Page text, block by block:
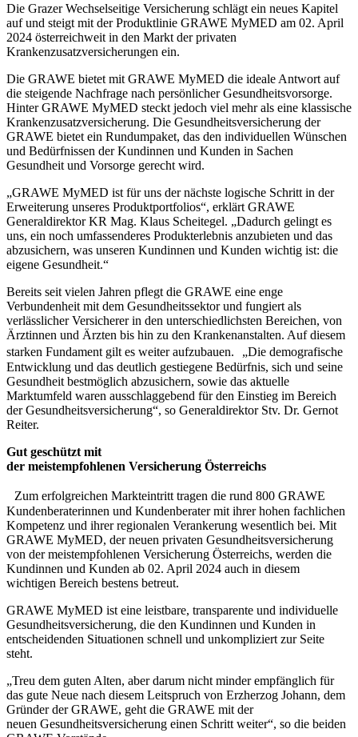
Die Grazer Wechselseitige Versicherung schlägt ein neues Kapitel
auf und steigt mit der Produktlinie GRAWE MyMED am 02. April
2024 österreichweit in den Markt der privaten
Krankenzusatzversicherungen ein.
Die GRAWE bietet mit GRAWE MyMED die ideale Antwort auf
die steigende Nachfrage nach persönlicher Gesundheitsvorsorge.
Hinter GRAWE MyMED steckt jedoch viel mehr als eine klassische
Krankenzusatzversicherung. Die Gesundheitsversicherung der
GRAWE bietet ein Rundumpaket, das den individuellen Wünschen
und Bedürfnissen der Kundinnen und Kunden in Sachen
Gesundheit und Vorsorge gerecht wird.
„GRAWE MyMED ist für uns der nächste logische Schritt in der
Erweiterung unseres Produktportfolios“, erklärt GRAWE
Generaldirektor KR Mag. Klaus Scheitegel. „Dadurch gelingt es
uns, ein noch umfassenderes Produkterlebnis anzubieten und das
abzusichern, was unseren Kundinnen und Kunden wichtig ist: die
eigene Gesundheit.“
Bereits seit vielen Jahren pflegt die GRAWE eine enge
Verbundenheit mit dem Gesundheitssektor und fungiert als
verlässlicher Versicherer in den unterschiedlichsten Bereichen, von
Ärztinnen und Ärzten bis hin zu den Krankenanstalten. Auf diesem
starken Fundament gilt es weiter aufzubauen. „Die demografische
Entwicklung und das deutlich gestiegene Bedürfnis, sich und seine
Gesundheit bestmöglich abzusichern, sowie das aktuelle
Marktumfeld waren ausschlaggebend für den Einstieg im Bereich
der Gesundheitsversicherung“, so Generaldirektor Stv. Dr. Gernot
Reiter.
Gut geschützt mit
der meistempfohlenen Versicherung Österreichs
Zum erfolgreichen Markteintritt tragen die rund 800 GRAWE
Kundenberaterinnen und Kundenberater mit ihrer hohen fachlichen
Kompetenz und ihrer regionalen Verankerung wesentlich bei. Mit
GRAWE MyMED, der neuen privaten Gesundheitsversicherung
von der meistempfohlenen Versicherung Österreichs, werden die
Kundinnen und Kunden ab 02. April 2024 auch in diesem
wichtigen Bereich bestens betreut.
GRAWE MyMED ist eine leistbare, transparente und individuelle
Gesundheitsversicherung, die den Kundinnen und Kunden in
entscheidenden Situationen schnell und unkompliziert zur Seite
steht.
„Treu dem guten Alten, aber darum nicht minder empfänglich für
das gute Neue nach diesem Leitspruch von Erzherzog Johann, dem
Gründer der GRAWE, geht die GRAWE mit der
neuen Gesundheitsversicherung einen Schritt weiter“, so die beiden